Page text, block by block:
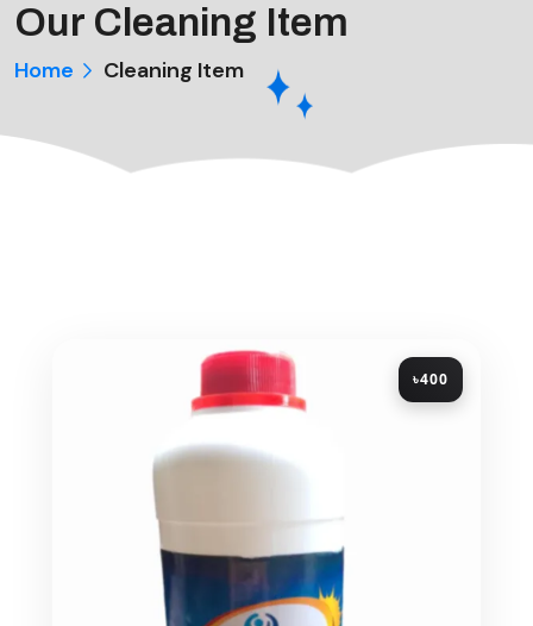
Our Cleaning Item
Home Cleaning Item
৳400